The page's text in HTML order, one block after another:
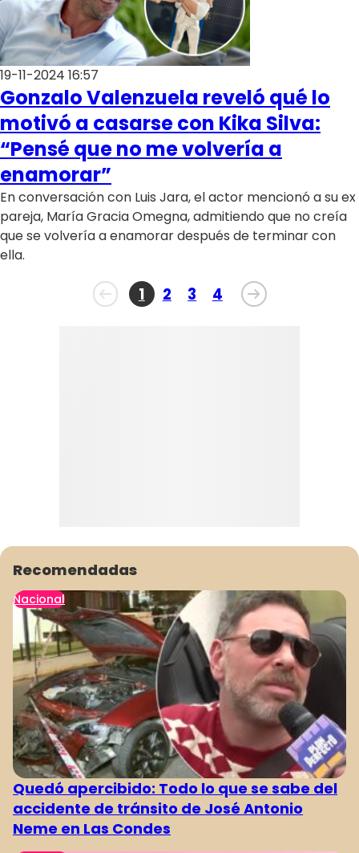
19-11-2024 16:57
Gonzalo Valenzuela reveló qué lo
motivó a casarse con Kika Silva:
“Pensé que no me volvería a
enamorar”
En conversación con Luis Jara, el actor mencionó a su ex
pareja, María Gracia Omegna, admitiendo que no creía
que se volvería a enamorar después de terminar con
ella.
1 2 3 4
Recomendadas
Nacional
Quedó apercibido: Todo lo que se sabe del
accidente de tránsito de José Antonio
Neme en Las Condes